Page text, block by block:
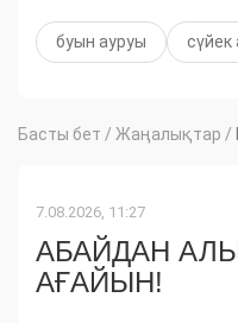
буын ауруы сүйек
Басты бет / Жаңалықтар /
7.08.2026, 11:27
АБАЙДАН
АҒАЙЫН!